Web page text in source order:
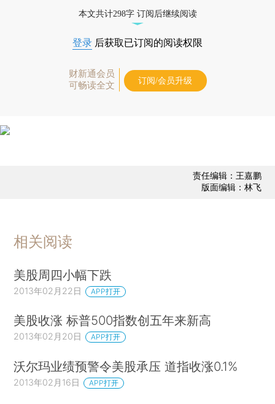
本文共计298字 订阅后继续阅读
登录 后获取已订阅的阅读权限
财新通会员
可畅读全文
订阅/会员升级
责任编辑：王嘉鹏
版面编辑：林飞
相关阅读
美股周四小幅下跌
2013年02月22日 APP打开
美股收涨 标普500指数创五年来新高
2013年02月20日 APP打开
沃尔玛业绩预警令美股承压 道指收涨0.1%
2013年02月16日 APP打开